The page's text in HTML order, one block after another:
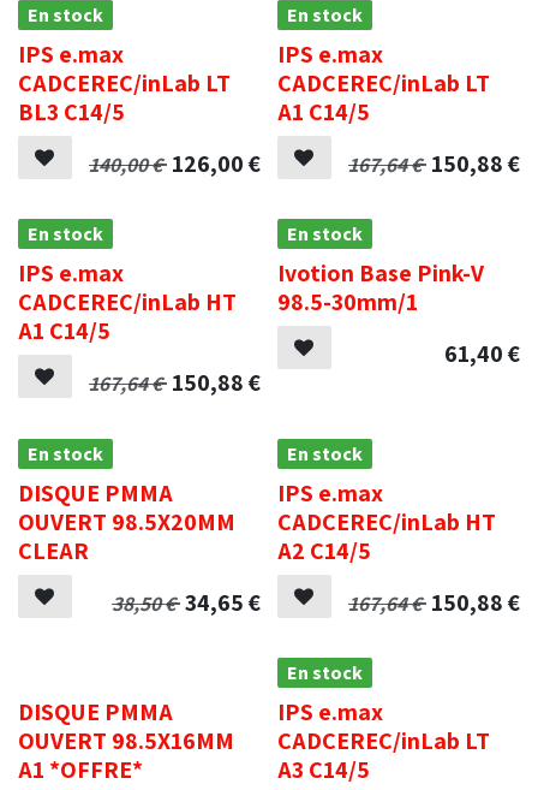
En stock
IPS e.max
CADCEREC/inLab LT
BL3 C14/5
140,00€ 126,00€
En stock
IPS e.max
CADCEREC/inLab LT
A1 C14/5
167,64€ 150,88€
En stock
IPS e.max
CADCEREC/inLab HT
A1 C14/5
167,64€ 150,88€
En stock
Ivotion Base Pink-V
98.5-30mm/1
61,40€
En stock
DISQUE PMMA
OUVERT 98.5X20MM
CLEAR
38,50€ 34,65€
En stock
IPS e.max
CADCEREC/inLab HT
A2 C14/5
167,64€ 150,88€
DISQUE PMMA
OUVERT 98.5X16MM
A1 *OFFRE*
En stock
IPS e.max
CADCEREC/inLab LT
A3 C14/5